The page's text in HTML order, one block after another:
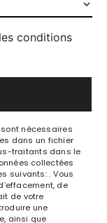
conditions
nécessaires
dans un fichier
traitants dans le
collectées
suivants: . Vous
de
de votre
une
ainsi que